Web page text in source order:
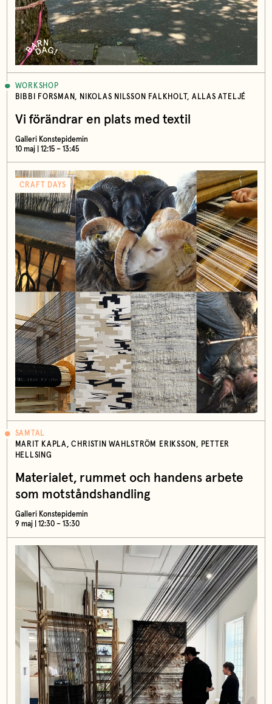
WORKSHOP
BIBBI FORSMAN, NIKOLAS NILSSON FALKHOLT, ALLAS ATELJÉ
Vi förändrar en plats med textil
Galleri Konstepidemin
10 maj | 12:15 – 13:45
CRAFT DAYS
SAMTAL
MARIT KAPLA, CHRISTIN WAHLSTRÖM ERIKSSON, PETTER
HELLSING
Materialet, rummet och handens arbete
som motståndshandling
Galleri Konstepidemin
9 maj | 12:30 – 13:30